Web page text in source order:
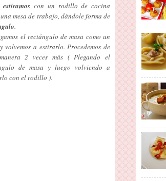
estiramos con un rodillo de cocina
mesa de trabajo, dándole forma de
.
el rectángulo de masa como un
volvemos a estirarlo. Procedemos de
2 veces más ( Plegando el
de masa y luego volviendo a
con el rodillo ).